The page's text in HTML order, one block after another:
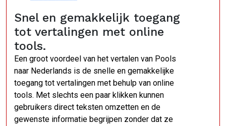
Snel en gemakkelijk toegang
tot vertalingen met online
tools.
Een groot voordeel van het vertalen van Pools
naar Nederlands is de snelle en gemakkelijke
toegang tot vertalingen met behulp van online
tools. Met slechts een paar klikken kunnen
gebruikers direct teksten omzetten en de
gewenste informatie begrijpen zonder dat ze